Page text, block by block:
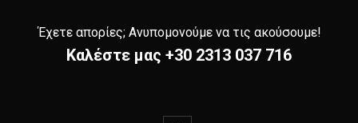
Έχετε απορίες; Ανυπομονούμε να τις ακούσουμε!
Καλέστε μας +30 2313 037 716